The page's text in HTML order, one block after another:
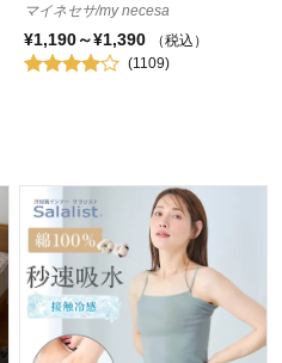
マイネセサ/my necesa
¥1,190～¥1,390
（税込）
(1109)